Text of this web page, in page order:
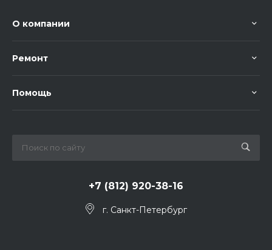
О компании
Ремонт
Помощь
+7 (812) 920-38-16
г. Санкт-Петербург